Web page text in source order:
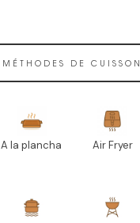
MÉTHODES DE CUISSON
A la plancha Air Fryer